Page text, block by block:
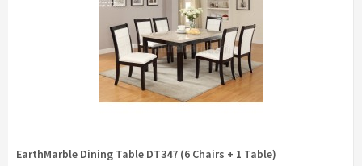
EarthMarble Dining Table DT347 (6 Chairs + 1 Table)